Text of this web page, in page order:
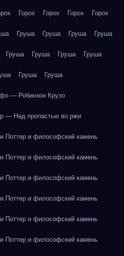
Горох Горох Горох Горох
Груша Груша Груша Груша
Груша Груша Груша Груша
Груша Груша
— Робинзон Крузо
— Над пропастью во ржи
Поттер и философский камень
Поттер и философский камень
Поттер и философский камень
Поттер и философский камень
Поттер и философский камень
Поттер и философский камень